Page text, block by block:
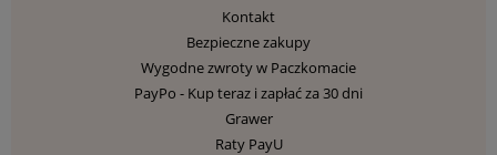
Kontakt
Bezpieczne zakupy
Wygodne zwroty w Paczkomacie
PayPo - Kup teraz i zapłać za 30 dni
Grawer
Raty PayU